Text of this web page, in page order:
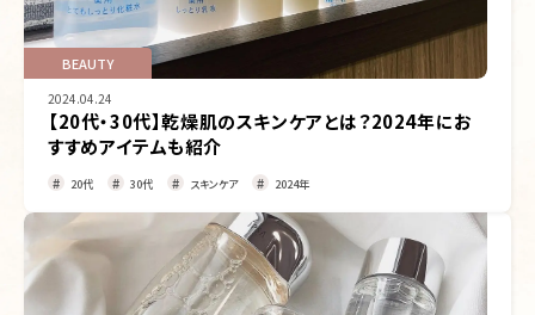
BEAUTY
2024.04.24
【20代・30代】乾燥肌のスキンケアとは？2024年にお
すすめアイテムも紹介
20代 30代 スキンケア 2024年